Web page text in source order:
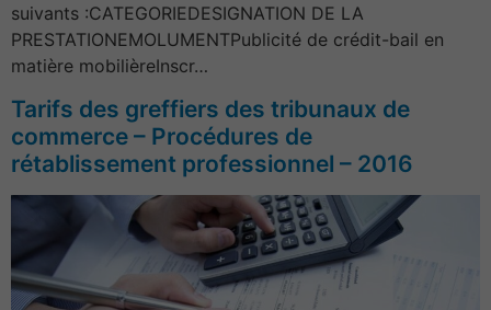
suivants :CATEGORIEDESIGNATION DE LA
PRESTATIONEMOLUMENTPublicité de crédit-bail en
matière mobilièreInscr…
Tarifs des greffiers des tribunaux de
commerce – Procédures de
rétablissement professionnel – 2016